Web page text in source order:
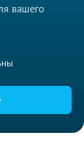
вашего